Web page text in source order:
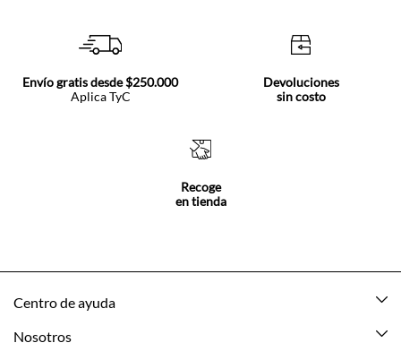
Envío gratis desde $250.000
Aplica TyC
Devoluciones
sin costo
Recoge
en tienda
Centro de ayuda
Mis pedidos
Nosotros